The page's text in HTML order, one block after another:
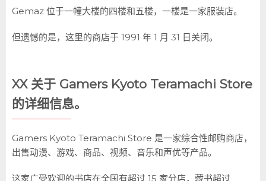
Gemaz 位于一幢大楼的四楼和五楼，一楼是一家服装店。
但遗憾的是，这里的商店于 1991 年 1 月 31 日关闭。
XX 关于 Gamers Kyoto Teramachi Store
的详细信息。
Gamers Kyoto Teramachi Store 是一家综合性邮购商店，
出售动漫、游戏、商品、视频、音乐和声优等产品。
这家广受欢迎的书店在全国有超过 15 家分店，藏书超过